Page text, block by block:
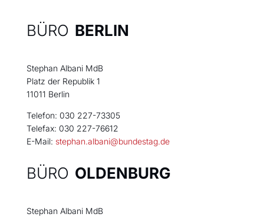
BÜRO BERLIN
Stephan Albani MdB
Platz der Republik 1
11011 Berlin
Telefon: 030 227-73305
Telefax: 030 227-76612
E-Mail: stephan.albani@bundestag.de
BÜRO OLDENBURG
Stephan Albani MdB